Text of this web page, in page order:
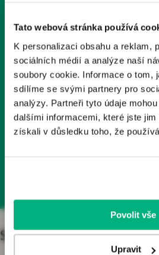
Tato webová stránka používá
K personalizaci obsahu a reklam,
sociálních médií a analýze naší
soubory cookie. Informace o tom,
sdílíme se svými partnery pro
analýzy. Partneři tyto údaje
dalšími informacemi, které jste
získali v důsledku toho, že
Povolit vše
Upravit
Odebírá už 2000+
Články, podcasty,
Specializace
odborníkům v České republice.
veřejnosti.
Odborníkem je dle § 2a zákona č.
reklamy, v platném znění, osoba
nebo vydávat léčivé přípravky nebo
prostředky. Pokud osoba, která
na tyto webové stránky, vystavuje
Kliknutím na tlačítko „Jsem
definicí pojmu „odborník“;
Jste odborníkem ve smyslu
reklamy;
Jste se seznámil/a s riziky,